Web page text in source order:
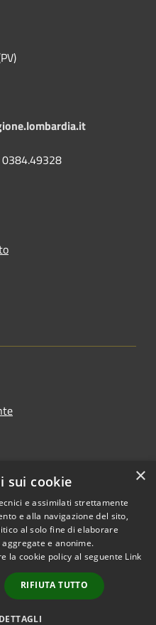
Copyright © 2026 • Comune di
Valeggio • Powered by
Municipium•
Accesso
redazione
×
sui cookie
e assimilati strettamente
e alla navigazione del sito,
al solo fine di elaborare
e anonime.
la cookie policy al seguente Link
RIFIUTA TUTTO